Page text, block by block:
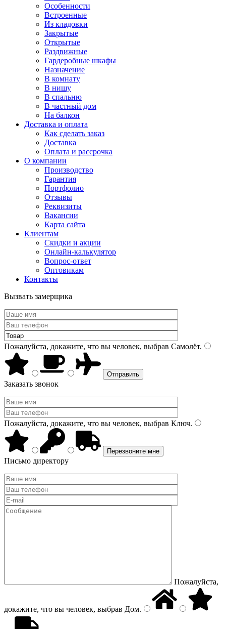
Особенности
Встроенные
Из кладовки
Закрытые
Открытые
Раздвижные
Гардеробные шкафы
Назначение
В комнату
В нишу
В спальню
В частный дом
На балкон
Доставка и оплата
Как сделать заказ
Доставка
Оплата и рассрочка
О компании
Производство
Гарантия
Портфолио
Отзывы
Реквизиты
Вакансии
Карта сайта
Клиентам
Скидки и акции
Онлайн-калькулятор
Вопрос-ответ
Оптовикам
Контакты
Вызвать замерщика
Пожалуйста, докажите, что вы человек, выбрав Самолёт.
Заказать звонок
Пожалуйста, докажите, что вы человек, выбрав Ключ.
Письмо директору
Пожалуйста,
докажите, что вы человек, выбрав Дом.